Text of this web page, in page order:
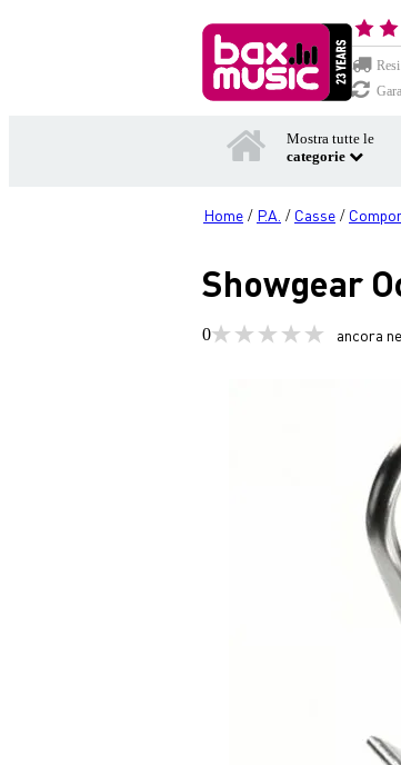
Mostra tutte le
categorie
Home / P.A. / Casse /
Showgear
0 ancora